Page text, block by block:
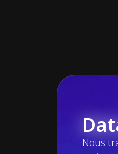
Nous